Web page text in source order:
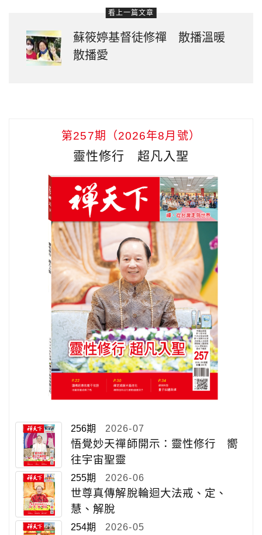
看上一篇文章
蘇筱婷基督徒修禪 散播溫暖
散播愛
第257期（2026年8月號）
靈性修行 超凡入聖
256期 2026-07
悟覺妙天禪師開示：靈性修行 嚮
往宇宙聖靈
255期 2026-06
世尊真傳解脫輪迴大法戒、定、
慧、解脫
254期 2026-05